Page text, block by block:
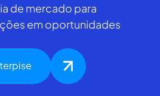
de mercado para
em oportunidades